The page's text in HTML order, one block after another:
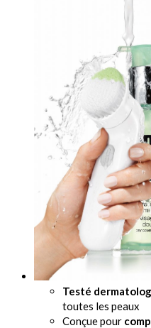
Testé
toutes les peaux
Conçue pour